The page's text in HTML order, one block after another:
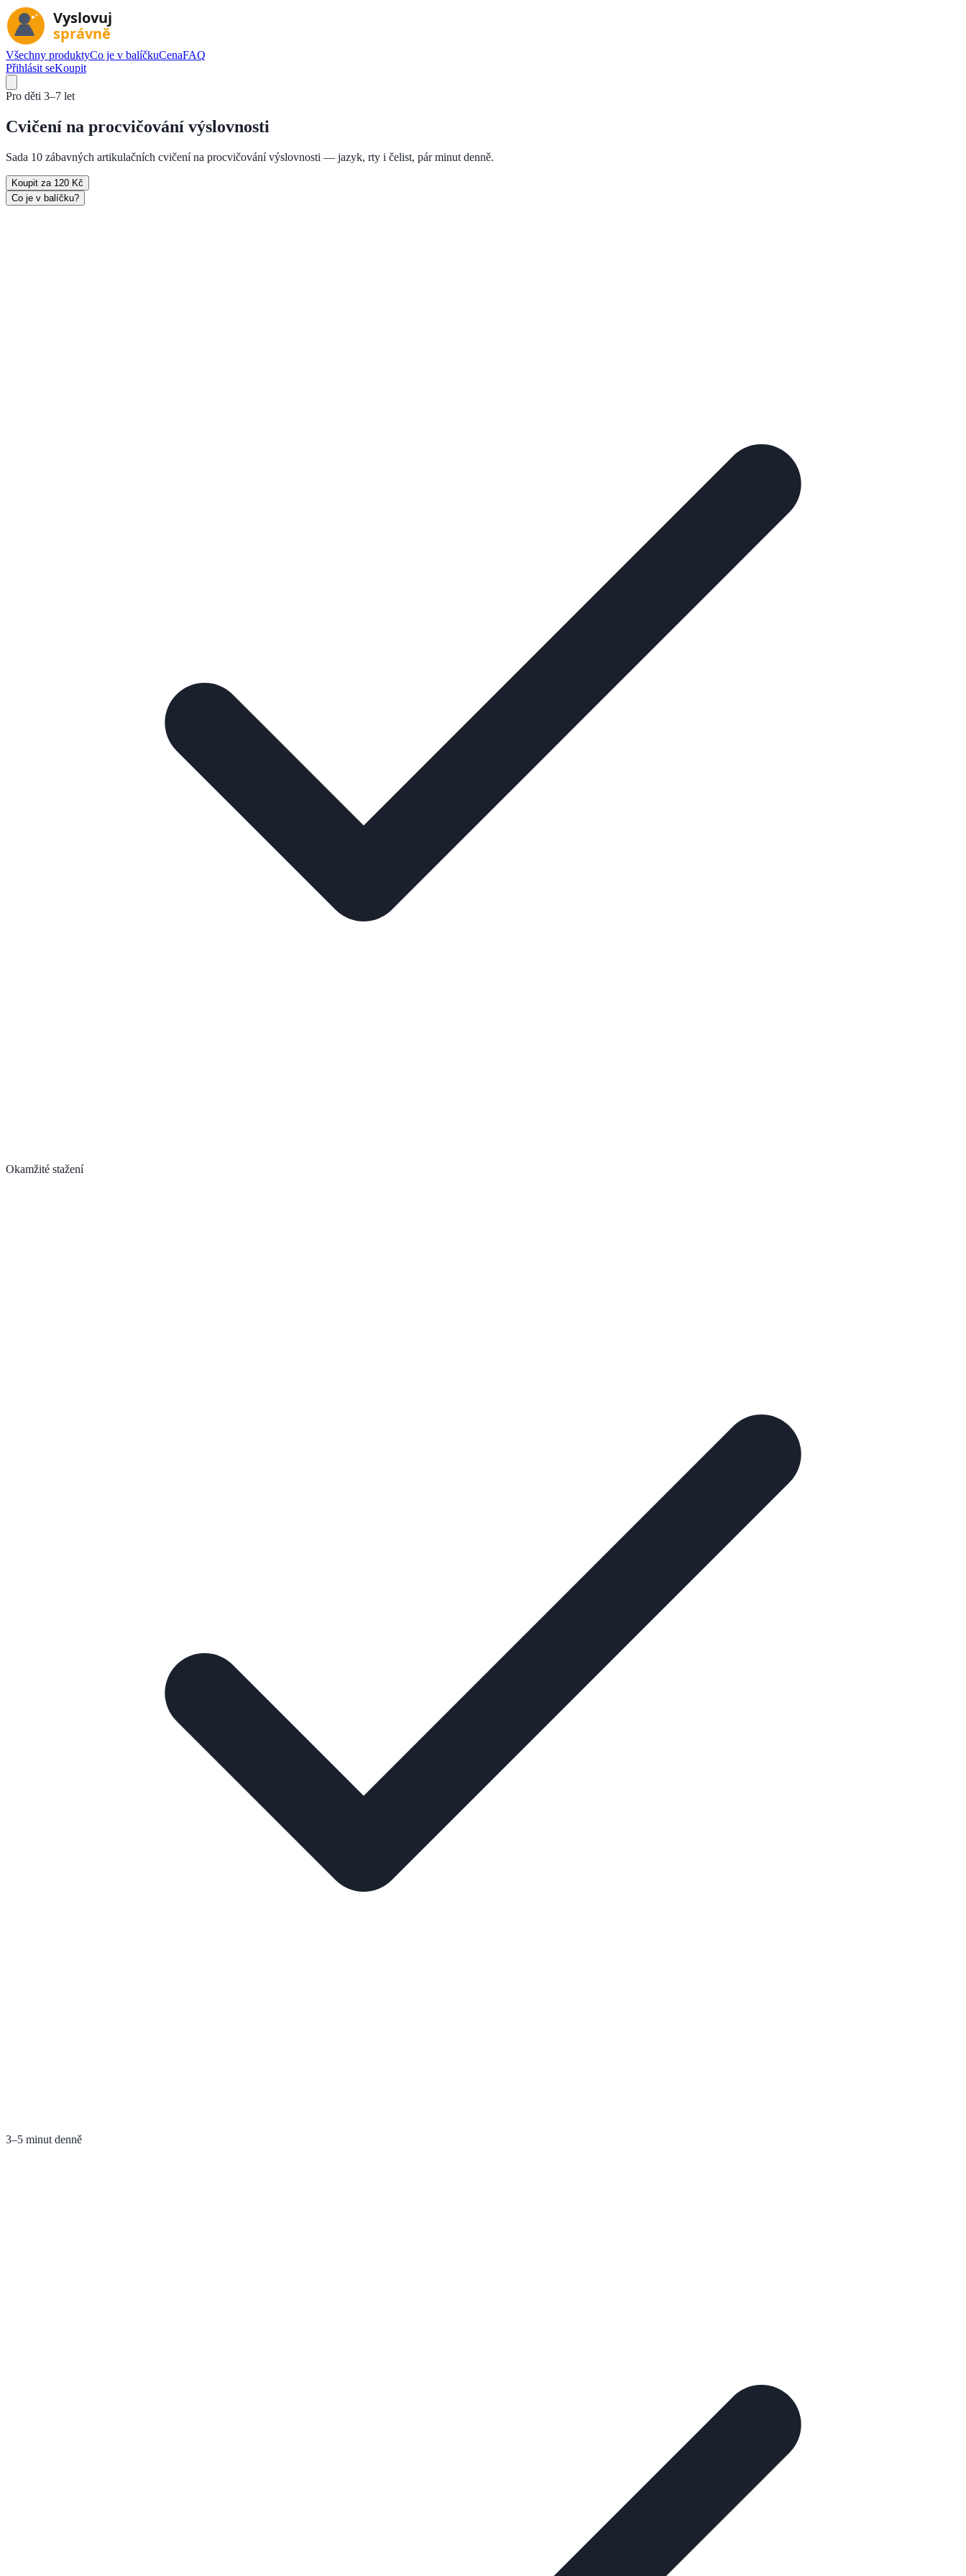
Všechny produktyCo je v balíčkuCenaFAQ
Přihlásit seKoupit
Pro děti 3–7 let
Cvičení na procvičování výslovnosti
Sada 10 zábavných artikulačních cvičení na procvičování výslovnosti — jazyk, rty i čelist, pár minut denně.
Koupit za 120 Kč
Co je v balíčku?
Okamžité stažení
3–5 minut denně